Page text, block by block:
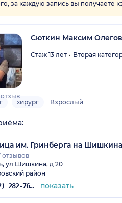
за каждую запись вы получаете
отзыв
Сюткин Максим
Стаж 13 лет Вторая
хирург Взрослый
им. Гринберга на Шишкина
отзывов
ул Шишкина, д 20
район
+7 (342) 282-76-61 показать